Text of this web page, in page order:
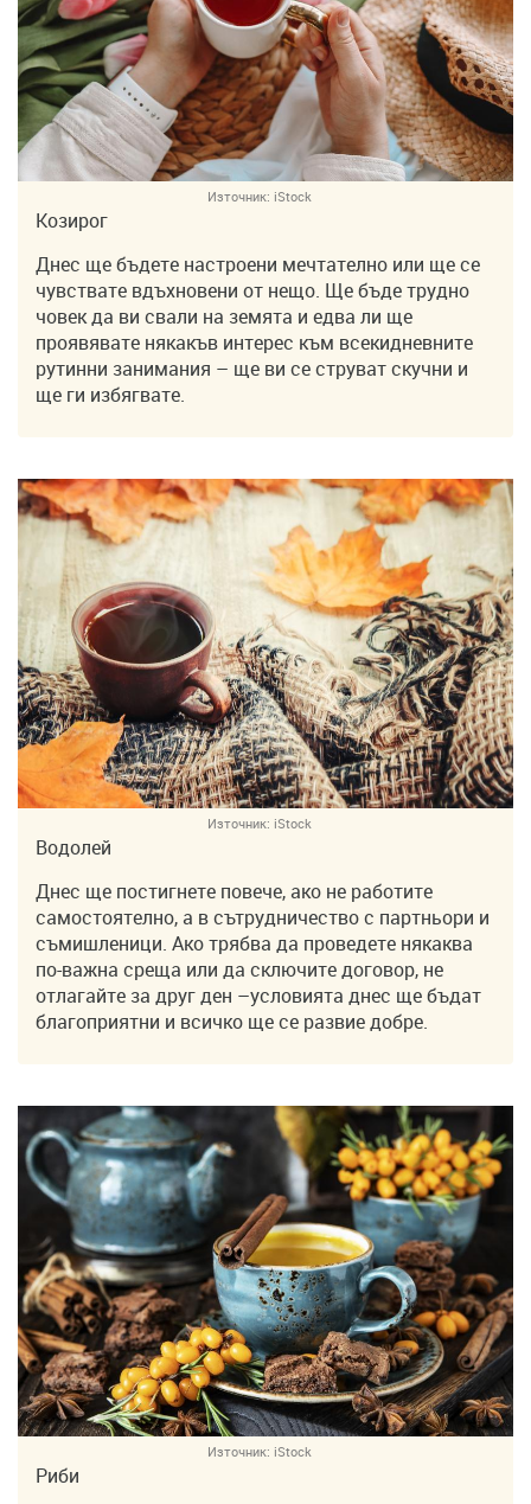
Източник: iStock
Козирог
Днес ще бъдете настроени мечтателно или ще се
чувствате вдъхновени от нещо. Ще бъде трудно
човек да ви свали на земята и едва ли ще
проявявате някакъв интерес към всекидневните
рутинни занимания – ще ви се струват скучни и
ще ги избягвате.
Източник: iStock
Водолей
Днес ще постигнете повече, ако не работите
самостоятелно, а в сътрудничество с партньори и
съмишленици. Ако трябва да проведете някаква
по-важна среща или да сключите договор, не
отлагайте за друг ден –условията днес ще бъдат
благоприятни и всичко ще се развие добре.
Източник: iStock
Риби